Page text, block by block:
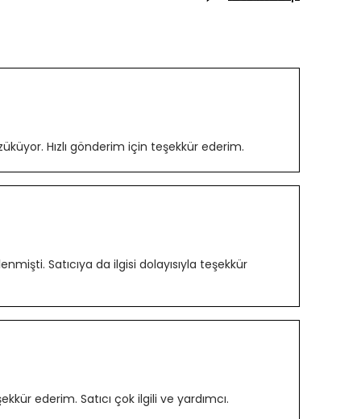
Hızlı gönderim için teşekkür ederim.
Satıcıya da ilgisi dolayısıyla teşekkür
ederim. Satıcı çok ilgili ve yardımcı.